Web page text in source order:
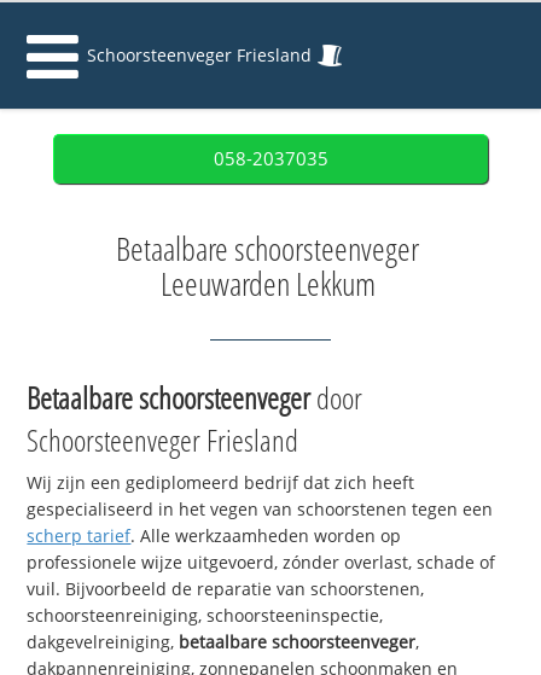
Schoorsteenveger Friesland
058-2037035
Betaalbare schoorsteenveger
Leeuwarden Lekkum
Betaalbare schoorsteenvegerdoor
Schoorsteenveger Friesland
Wij zijn een gediplomeerd bedrijf dat zich heeft
gespecialiseerd in het vegen van schoorstenen tegen een
scherp tarief. Alle werkzaamheden worden op
professionele wijze uitgevoerd, zónder overlast, schade of
vuil. Bijvoorbeeld de reparatie van schoorstenen,
schoorsteenreiniging, schoorsteeninspectie,
dakgevelreiniging, betaalbare schoorsteenveger,
dakpannenreiniging, zonnepanelen schoonmaken en